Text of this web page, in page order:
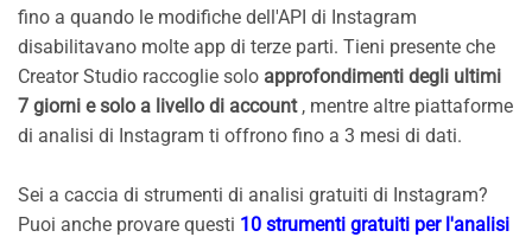
fino a quando le modifiche dell'API di Instagram
disabilitavano molte app di terze parti. Tieni presente che
Creator Studio raccoglie solo approfondimenti degli ultimi
7 giorni e solo a livello di account, mentre altre piattaforme
di analisi di Instagram ti offrono fino a 3 mesi di dati.
Sei a caccia di strumenti di analisi gratuiti di Instagram?
Puoi anche provare questi 10 strumenti gratuiti per l'analisi